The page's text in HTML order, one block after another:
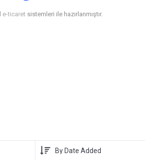
e-ticaret sistemleri ile hazırlanmıştır.